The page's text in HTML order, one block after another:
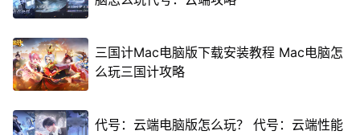
三国计Mac电脑版下载安装教程 Mac电脑怎
么玩三国计攻略
代号：云端电脑版怎么玩？ 代号：云端性能